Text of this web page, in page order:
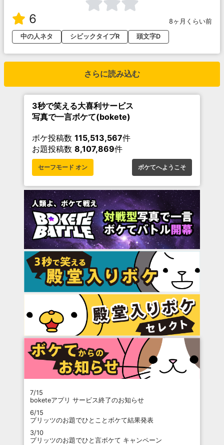
6
8ヶ月くらい前
中の人ネタ
シビックタイプR 頭文字D
さらに読み込む
3秒で笑える大喜利サービス
写真で一言ボケて(bokete)
ボケ投稿数 115,513,567件
お題投稿数 8,107,869件
セーフモード オン ボケてへようこそ
7/15
boketeアプリ サービス終了のお知らせ
6/15
プリッツのお題でひとことボケて結果発表
3/10
プリッツのお題でひと言ボケて キャンペーン